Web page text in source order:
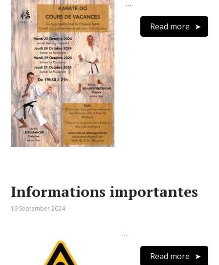
…
Read more
Informations importantes
19 September 2024
…
Read more